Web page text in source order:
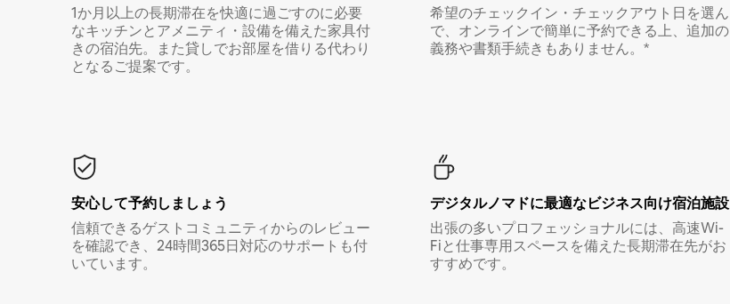
1か月以上の長期滞在を快適に過ごすのに必要
なキッチンとアメニティ・設備を備えた家具付
きの宿泊先。また貸しでお部屋を借りる代わり
となるご提案です。
希望のチェックイン・チェックアウト日を選ん
で、オンラインで簡単に予約できる上、追加の
義務や書類手続きもありません。*
安心して予約しましょう
信頼できるゲストコミュニティからのレビュー
を確認でき、24時間365日対応のサポートも付
いています。
デジタルノマド⁠に最⁠適⁠なビ⁠ジ⁠ネ⁠ス⁠向⁠け宿⁠泊⁠施⁠設
出張の多いプロフェッショナルには、高速Wi-
Fiと仕事専用スペースを備えた長期滞在先がお
すすめです。